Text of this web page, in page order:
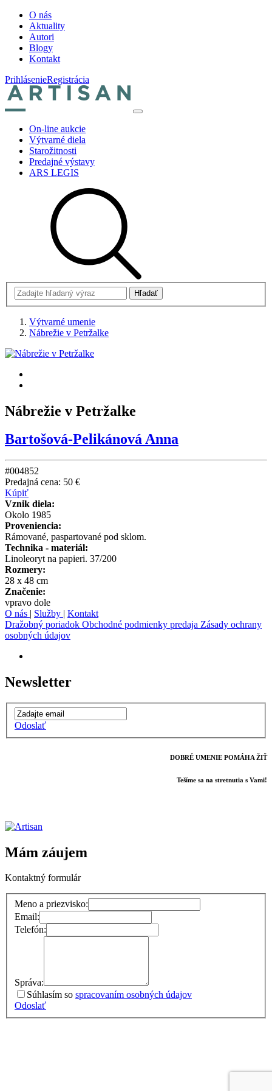
O nás
Aktuality
Autori
Blogy
Kontakt
PrihlásenieRegistrácia
On-line aukcie
Výtvarné diela
Starožitnosti
Predajné výstavy
ARS LEGIS
Výtvarné umenie
Nábrežie v Petržalke
Nábrežie v Petržalke
Bartošová-Pelikánová Anna
#004852
Predajná cena: 50 €
Kúpiť
Vznik diela:
Okolo 1985
Proveniencia:
Rámované, paspartované pod sklom.
Technika - materiál:
Linoleoryt na papieri. 37/200
Rozmery:
28 x 48 cm
Značenie:
vpravo dole
O nás | Služby | Kontakt
Dražobný poriadok Obchodné podmienky predaja Zásady ochrany
osobných údajov
Newsletter
Odoslať
DOBRÉ UMENIE POMÁHA ŽIŤ
Tešíme sa na stretnutia s Vami!
Mám záujem
Kontaktný formulár
Meno a priezvisko:
Email:
Telefón:
Správa:
Súhlasím so spracovaním osobných údajov
Odoslať